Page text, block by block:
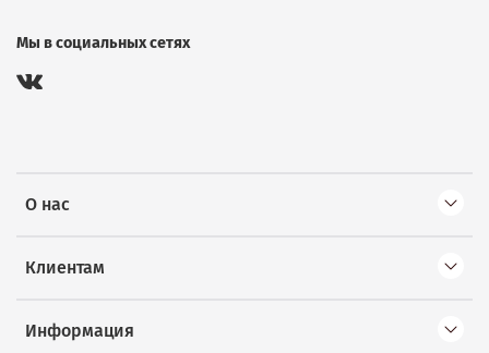
О нас
Клиентам
Информация
Мы в социальных сетях